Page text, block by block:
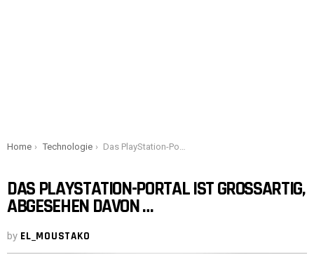
You are here:
Home Technologie Das PlayStation-Portal ist großartig, abgesehen davon …
DAS PLAYSTATION-PORTAL IST GROSSARTIG, A
BGESEHEN DAVON …
by EL_MOUSTAKO